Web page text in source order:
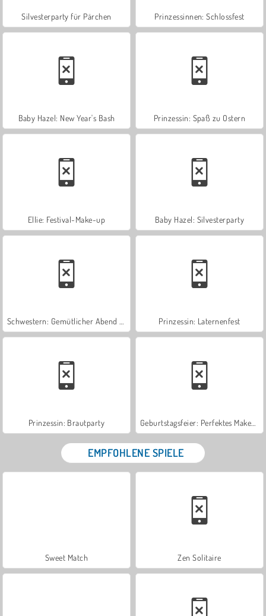
Silvesterparty für Pärchen Prinzessinnen: Schlossfest
Baby Hazel: New Year's Bash Prinzessin: Spaß zu Ostern
Ellie: Festival-Make-up Baby Hazel: Silvesterparty
Prinzessin: Laternenfest
Prinzessin: Brautparty
EMPFOHLENE SPIELE
Sweet Match Zen Solitaire